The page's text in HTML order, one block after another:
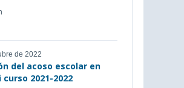
de 2022
del acoso escolar en
curso 2021-2022